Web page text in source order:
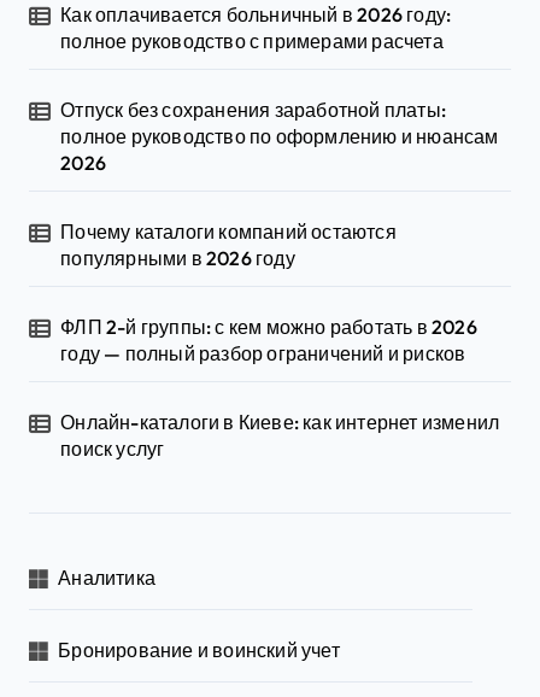
Как оплачивается больничный в 2026 году:
полное руководство с примерами расчета
Отпуск без сохранения заработной платы:
полное руководство по оформлению и нюансам
2026
Почему каталоги компаний остаются
популярными в 2026 году
ФЛП 2-й группы: с кем можно работать в 2026
году — полный разбор ограничений и рисков
Онлайн-каталоги в Киеве: как интернет изменил
поиск услуг
Аналитика
Бронирование и воинский учет